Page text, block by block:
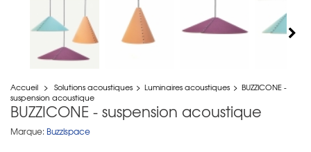
Accueil > Solutions acoustiques > Luminaires acoustiques > BUZZICONE -
suspension acoustique
BUZZICONE - suspension acoustique
Marque: Buzzispace